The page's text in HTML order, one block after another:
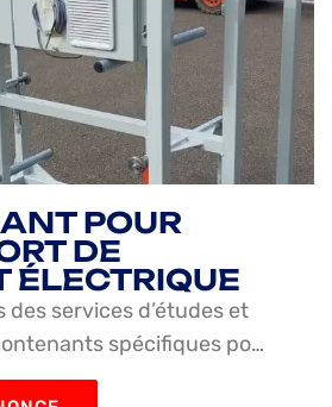
POUR
DE
ÉLECTRIQUE
des services d’études et
spécifiques po…